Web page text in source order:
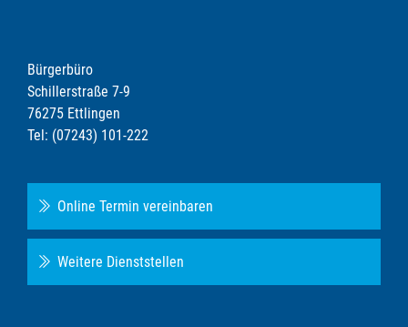
Bürgerbüro
Schillerstraße 7-9
76275 Ettlingen
Tel: (07243) 101-222
Online Termin vereinbaren
Weitere Dienststellen